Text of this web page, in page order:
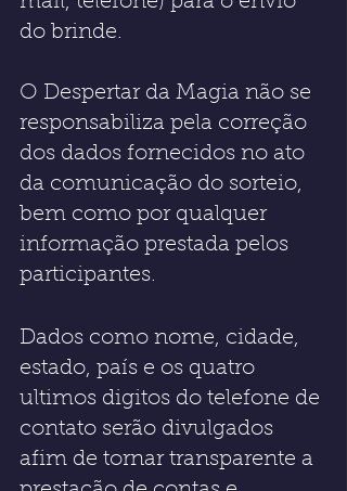
do brinde.
O Despertar da Magia não se
responsabiliza pela correção
dos dados fornecidos no ato
da comunicação do sorteio,
bem como por qualquer
informação prestada pelos
participantes.
Dados como nome, cidade,
estado, país e os quatro
ultimos digitos do telefone de
contato serão divulgados
afim de tornar transparente a